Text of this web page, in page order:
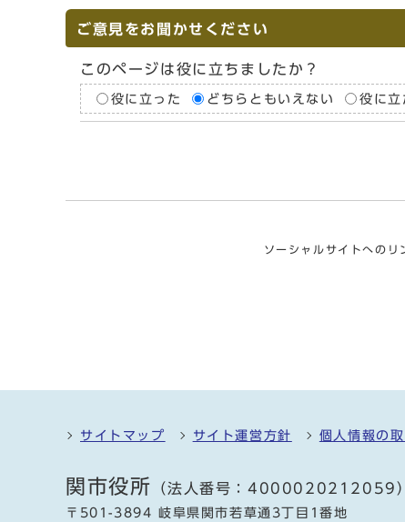
ご意見をお聞かせください
このページは役に立ちましたか？
役に立った どちらともいえない 役に立
ソーシャルサイトへのリ
サイトマップ サイト運営方針 個人情報の
関市役所 （法人番号：4000020212059）
〒501-3894 岐阜県関市若草通3丁目1番地